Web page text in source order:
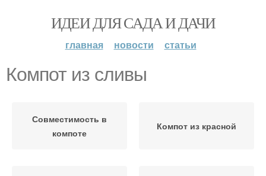
ИДЕИ ДЛЯ САДА И ДАЧИ
главная новости статьи
Компот из сливы
Совместимость в
компоте
Компот из красной